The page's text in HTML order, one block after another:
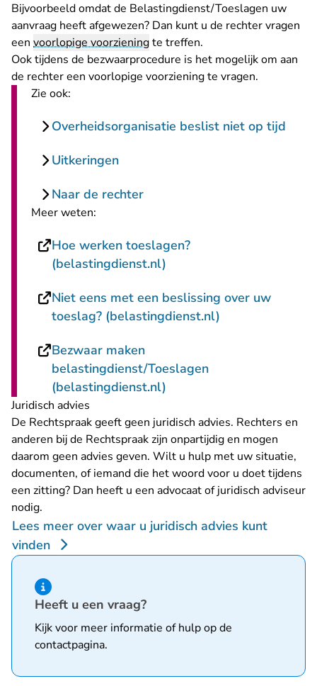
Bijvoorbeeld omdat de Belastingdienst/Toeslagen uw
aanvraag heeft afgewezen? Dan kunt u de rechter vragen
een voorlopige voorzieningte treffen.
Ook tijdens de bezwaarprocedure is het mogelijk om aan
de rechter een voorlopige voorzieningte vragen.
Zie ook:
Overheidsorganisatie beslist niet op tijd
Uitkeringen
Naar de rechter
Meer weten:
Hoe werken toeslagen?
(belastingdienst.nl)
Niet eens met een beslissing over uw
toeslag? (belastingdienst.nl)
Bezwaar maken
belastingdienst/Toeslagen
(belastingdienst.nl)
Juridisch advies
De Rechtspraak geeft geen juridisch advies. Rechters en
anderen bij de Rechtspraak zijn onpartijdig en mogen
daarom geen advies geven. Wilt u hulp met uw situatie,
documenten, of iemand die het woord voor u doet tijdens
een zitting? Dan heeft u een advocaat of juridisch adviseur
nodig.
Lees meer over waar u juridisch advies kunt
vinden
Hint van type informatie
Heeft u een vraag?
Kijk voor meer informatie of hulp op de
contactpagina.